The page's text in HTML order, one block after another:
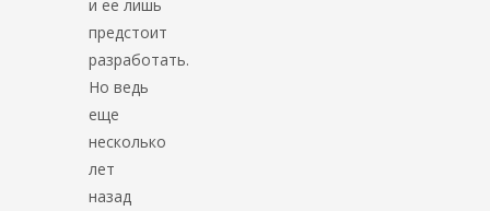
и ее лишь
предстоит
разработать.
Но ведь
еще
несколько
лет
назад